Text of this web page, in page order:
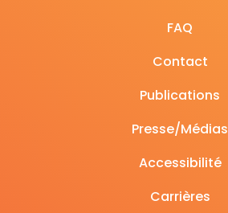
FAQ
Contact
Publications
Presse/Médias
Accessibilité
Carrières